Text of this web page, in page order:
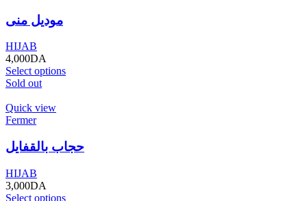
موديل منى
HIJAB
4,000DA
Select options
Sold out
Quick view
Fermer
حجاب بالقفايل
HIJAB
3,000DA
Select options